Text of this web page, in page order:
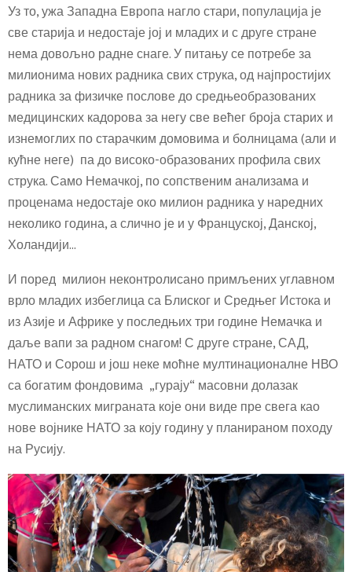
Уз то, ужа Западна Европа нагло стари, популација је
све старија и недостаје јој и младих и с друге стране
нема довољно радне снаге. У питању се потребе за
милионима нових радника свих струка, од најпростијих
радника за физичке послове до средњеобразованих
медицинских кадорова за негу све већег броја старих и
изнемоглих по старачким домовима и болницама (али и
кућне неге) па до високо-образованих профила свих
струка. Само Немачкој, по сопственим анализама и
проценама недостаје око милион радника у наредних
неколико година, а слично је и у Француској, Данској,
Холандији…
И поред милион неконтролисано примљених углавном
врло младих избеглица са Блиског и Средњег Истока и
из Азије и Африке у последњих три године Немачка и
даље вапи за радном снагом! С друге стране, САД,
НАТО и Сорош и још неке моћне мултинационалне НВО
са богатим фондовима „гурају“ масовни долазак
муслиманских миграната које они виде пре свега као
нове војнике НАТО за коју годину у планираном походу
на Русију.